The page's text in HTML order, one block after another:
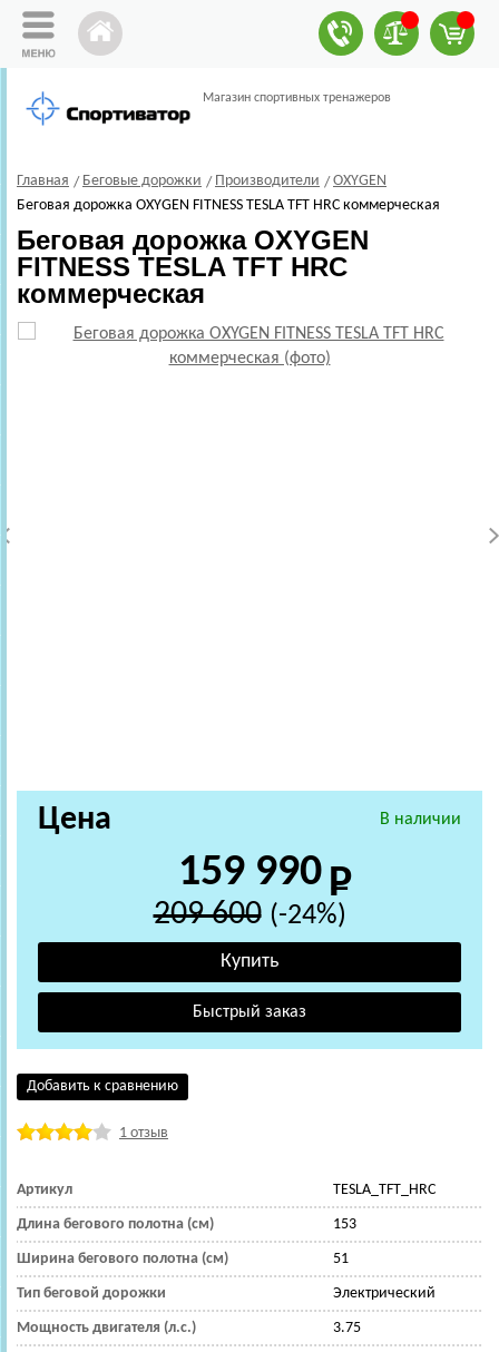
Магазин спортивных тренажеров
Главная Беговые дорожки Производители
OXYGEN
Беговая дорожка OXYGEN FITNESS TESLA TFT HRC коммерческая
Беговая дорожка OXYGEN
FITNESS TESLA TFT HRC
коммерческая
В наличии
Цена
159 990
209 600 (-24%)
Добавить к сравнению
1 отзыв
Артикул TESLA_TFT_HRC
Длина бегового полотна (см) 153
Ширина бегового полотна (см) 51
Тип беговой дорожки Электрический
Мощность двигателя (л.с.) 3.75